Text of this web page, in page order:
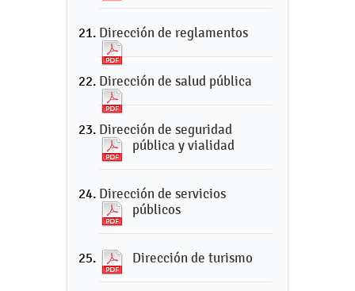
Dirección de reglamentos
Dirección de salud pública
Dirección de seguridad
pública y vialidad
Dirección de servicios
públicos
Dirección de turismo